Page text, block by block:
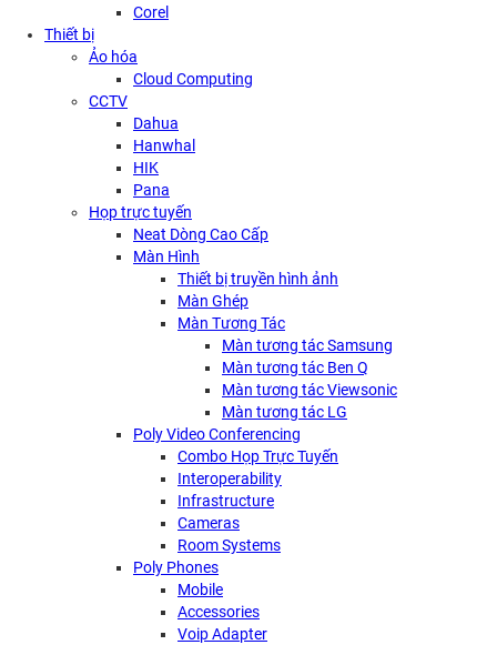
Corel
Thiết bị
Ảo hóa
Cloud Computing
CCTV
Dahua
Hanwhal
HIK
Pana
Họp trực tuyến
Neat Dòng Cao Cấp
Màn Hình
Thiết bị truyền hình ảnh
Màn Ghép
Màn Tương Tác
Màn tương tác Samsung
Màn tương tác Ben Q
Màn tương tác Viewsonic
Màn tương tác LG
Poly Video Conferencing
Combo Họp Trực Tuyến
Interoperability
Infrastructure
Cameras
Room Systems
Poly Phones
Mobile
Accessories
Voip Adapter